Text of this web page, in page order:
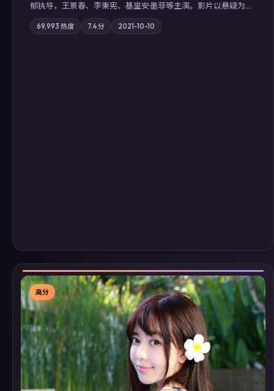
郁执导，王景春、李秉宪、基里安·墨菲等主演。影片以悬疑为叙
事主轴，科技与人性的边界在实验事故后逐渐模糊；摄影与配乐
强化地域气质；站内亦可通过「国产免费观看高清电视剧在线
69,993 热度 7.4分 2021-10-10
▶
高分